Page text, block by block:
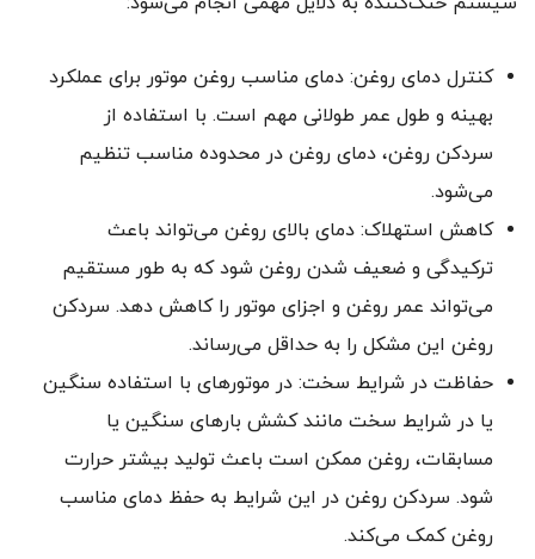
کنترل دمای روغن: دمای مناسب روغن موتور برای عملکرد
بهینه و طول عمر طولانی مهم است. با استفاده از
سردکن روغن، دمای روغن در محدوده مناسب تنظیم
می‌شود.
کاهش استهلاک: دمای بالای روغن می‌تواند باعث
ترکیدگی و ضعیف شدن روغن شود که به طور مستقیم
می‌تواند عمر روغن و اجزای موتور را کاهش دهد. سردکن
روغن این مشکل را به حداقل می‌رساند.
حفاظت در شرایط سخت: در موتورهای با استفاده سنگین
یا در شرایط سخت مانند کشش بارهای سنگین یا
مسابقات، روغن ممکن است باعث تولید بیشتر حرارت
شود. سردکن روغن در این شرایط به حفظ دمای مناسب
روغن کمک می‌کند.